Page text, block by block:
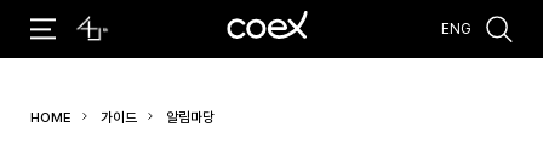
#코엑스 전시 #행사
ENG
HOME 가이드 알림마당